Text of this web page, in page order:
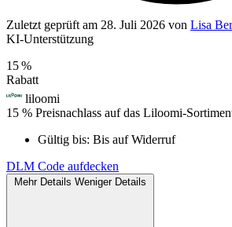
Zuletzt geprüft am 28. Juli 2026 von Lisa
KI‑Unterstützung
15 %
Rabatt
liloomi
15 % Preisnachlass auf das Liloomi-
Gültig bis: Bis auf Widerruf
DLM Code aufdecken
Mehr Details Weniger Details